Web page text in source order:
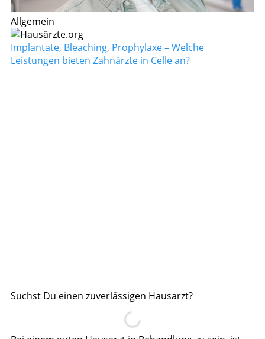
Allgemein
Implantate, Bleaching, Prophylaxe – Welche
Leistungen bieten Zahnärzte in Celle an?
Suchst Du einen zuverlässigen Hausarzt?